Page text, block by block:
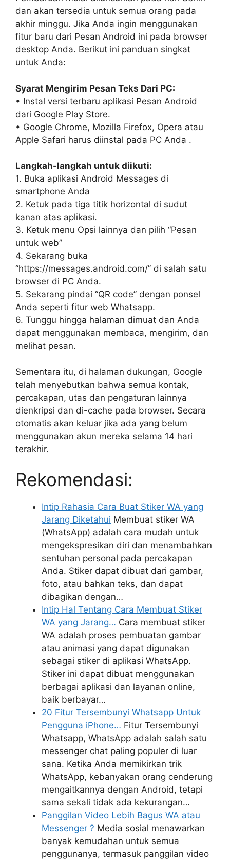
dan akan tersedia untuk semua orang pada
akhir minggu. Jika Anda ingin menggunakan
fitur baru dari Pesan Android ini pada browser
desktop Anda. Berikut ini panduan singkat
untuk Anda:
Syarat Mengirim Pesan Teks Dari PC:
• Instal versi terbaru aplikasi Pesan Android
dari Google Play Store.
• Google Chrome, Mozilla Firefox, Opera atau
Apple Safari harus diinstal pada PC Anda .
Langkah-langkah untuk diikuti:
1. Buka aplikasi Android Messages di
smartphone Anda
2. Ketuk pada tiga titik horizontal di sudut
kanan atas aplikasi.
3. Ketuk menu Opsi lainnya dan pilih “Pesan
untuk web”
4. Sekarang buka
“https://messages.android.com/” di salah satu
browser di PC Anda.
5. Sekarang pindai “QR code” dengan ponsel
Anda seperti fitur web Whatsapp.
6. Tunggu hingga halaman dimuat dan Anda
dapat menggunakan membaca, mengirim, dan
melihat pesan.
Sementara itu, di halaman dukungan, Google
telah menyebutkan bahwa semua kontak,
percakapan, utas dan pengaturan lainnya
dienkripsi dan di-cache pada browser. Secara
otomatis akan keluar jika ada yang belum
menggunakan akun mereka selama 14 hari
terakhir.
Rekomendasi:
Intip Rahasia Cara Buat Stiker WA yang
Jarang Diketahui Membuat stiker WA
(WhatsApp) adalah cara mudah untuk
mengekspresikan diri dan menambahkan
sentuhan personal pada percakapan
Anda. Stiker dapat dibuat dari gambar,
foto, atau bahkan teks, dan dapat
dibagikan dengan…
Intip Hal Tentang Cara Membuat Stiker
WA yang Jarang… Cara membuat stiker
WA adalah proses pembuatan gambar
atau animasi yang dapat digunakan
sebagai stiker di aplikasi WhatsApp.
Stiker ini dapat dibuat menggunakan
berbagai aplikasi dan layanan online,
baik berbayar…
20 Fitur Tersembunyi Whatsapp Untuk
Pengguna iPhone… Fitur Tersembunyi
Whatsapp, WhatsApp adalah salah satu
messenger chat paling populer di luar
sana. Ketika Anda memikirkan trik
WhatsApp, kebanyakan orang cenderung
mengaitkannya dengan Android, tetapi
sama sekali tidak ada kekurangan…
Panggilan Video Lebih Bagus WA atau
Messenger ? Media sosial menawarkan
banyak kemudahan untuk semua
penggunanya, termasuk panggilan video